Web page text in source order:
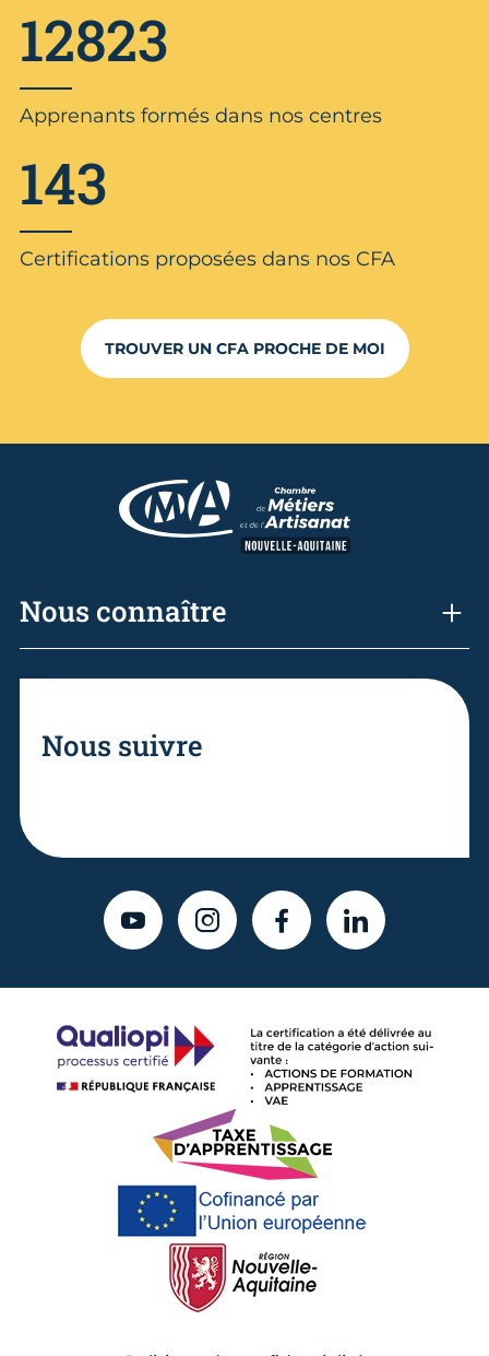
12823
Apprenants formés dans nos centres
143
Certifications proposées dans nos CFA
TROUVER UN CFA PROCHE DE MOI
Nous connaître
Nous suivre
YOUTUBEINSTAGRAMFACEBOOKLINKEDIN